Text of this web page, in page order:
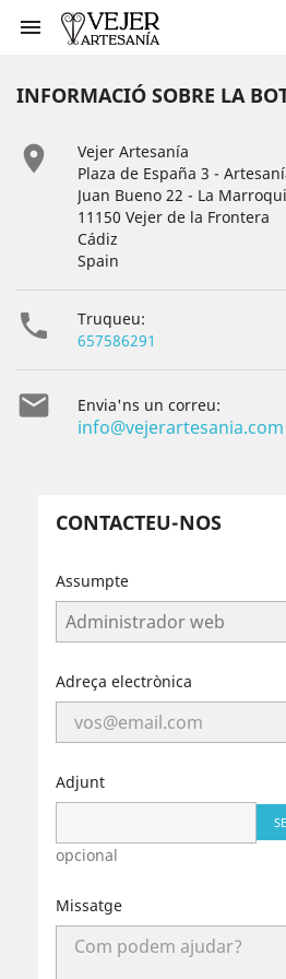

INFORMACIÓ SOBRE LA

Vejer Artesanía
Plaza de España 3 -
Juan Bueno 22 - La
11150 Vejer de la Frontera
Cádiz
Spain

Truqueu:
657586291
 Envia'ns un correu:
info@vejerartesania.com
CONTACTEU-NOS
Assumpte
Adreça electrònica
Adjunt
opcional
Missatge